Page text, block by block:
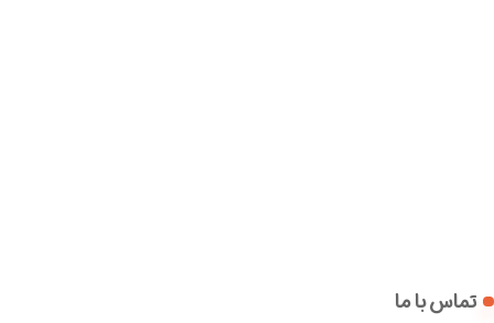
تماس با ما